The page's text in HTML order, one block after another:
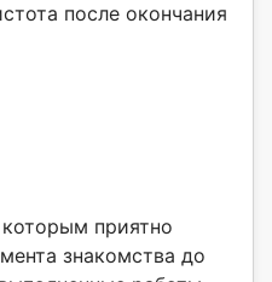
после окончания
приятно
знакомства до